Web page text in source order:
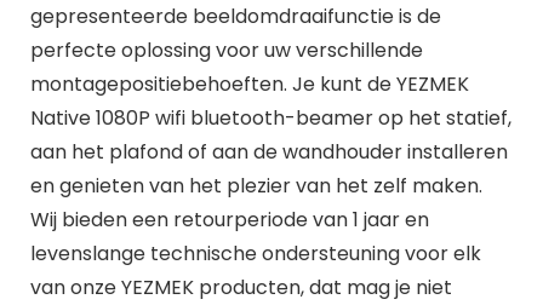
gepresenteerde beeldomdraaifunctie is de
perfecte oplossing voor uw verschillende
montagepositiebehoeften. Je kunt de YEZMEK
Native 1080P wifi bluetooth-beamer op het statief,
aan het plafond of aan de wandhouder installeren
en genieten van het plezier van het zelf maken.
Wij bieden een retourperiode van 1 jaar en
levenslange technische ondersteuning voor elk
van onze YEZMEK producten, dat mag je niet